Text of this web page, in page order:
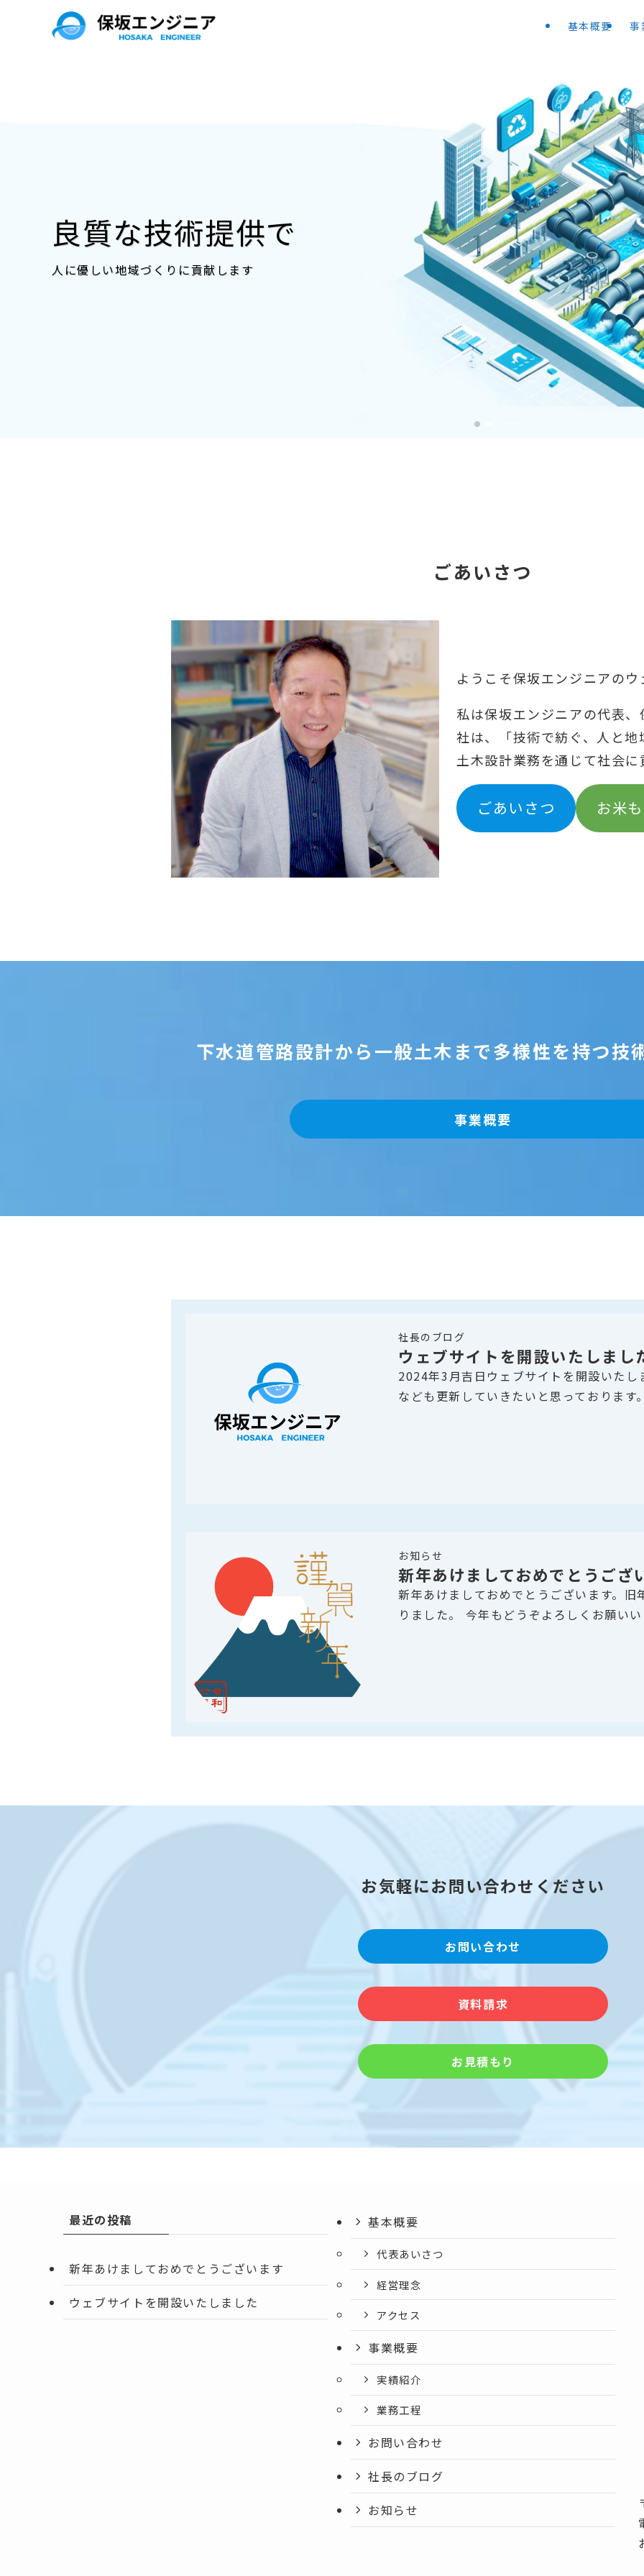
基本概要 事
良質な技術提供で
人に優しい地域づくりに貢献します
技術で紡ぐ、人と地域
時代に応じた土木技術で、下水道管路の設計を行っています。
良質な技術提供で
人に優しい地域づくりに貢献します
ごあいさつ
ようこそ保坂エンジニアの
私は保坂エンジニアの代表
社は、「技術で紡ぐ、人と
土木設計業務を通じて社会
ごあいさつ お米
下水道管路設計から一般土木まで多様性を持つ技
事業概要
社長のブログ
ウェブサイトを開設いたしまし
2024年3月吉日ウェブサイトを開設いたし
なども更新していきたいと思っております
お知らせ
新年あけましておめでとうござ
新年あけましておめでとうございます。旧
りました。 今年もどうぞよろしくお願い
お気軽にお問い合わせください
お問い合わせ
資料請求
お見積もり
最近の投稿
新年あけましておめでとうございます
ウェブサイトを開設いたしました
基本概要
代表あいさつ
経営理念
アクセス
事業概要
実績紹介
業務工程
お問い合わせ
社長のブログ
お知らせ